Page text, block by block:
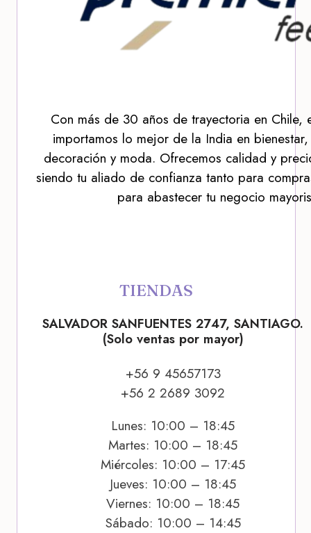
Con más de 30 años de trayectoria en Chile,
importamos lo mejor de la India en
decoración y moda. Ofrecemos calidad y
siendo tu aliado de confianza tanto para
para abastecer tu negocio
TIENDAS
SALVADOR SANFUENTES 2747, SANTIAGO.
(Solo ventas por mayor)
+56 9 45657173
+56 2 2689 3092
Lunes: 10:00 – 18:45
Martes: 10:00 – 18:45
Miércoles: 10:00 – 17:45
Jueves: 10:00 – 18:45
Viernes: 10:00 – 18:45
Sábado: 10:00 – 14:45